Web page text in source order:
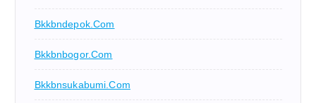
Bkkbndepok.com
Bkkbnbogor.com
Bkkbnsukabumi.com